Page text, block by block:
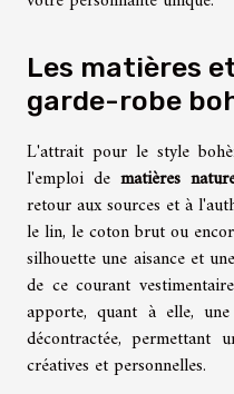
Les matières
garde-robe
L'attrait pour le style
l'emploi de matières
retour aux sources et à
le lin, le coton brut ou
silhouette une aisance et
de ce courant
apporte, quant à elle,
décontractée, permettant
créatives et personnelles.